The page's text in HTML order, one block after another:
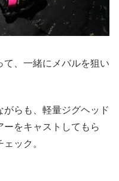
て、一緒にメバルを狙い
らも、軽量ジグヘッド
ーをキャストしてもら
ック。